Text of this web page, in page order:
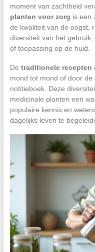
moment van zachtheid
planten voor zorg is een
de kwaliteit van de oogst,
diversiteit van het
of toepassing op de huid.
De traditionele recepten
mond tot mond of door de
notitieboek. Deze
medicinale planten een
populaire kennis en
dagelijks leven te